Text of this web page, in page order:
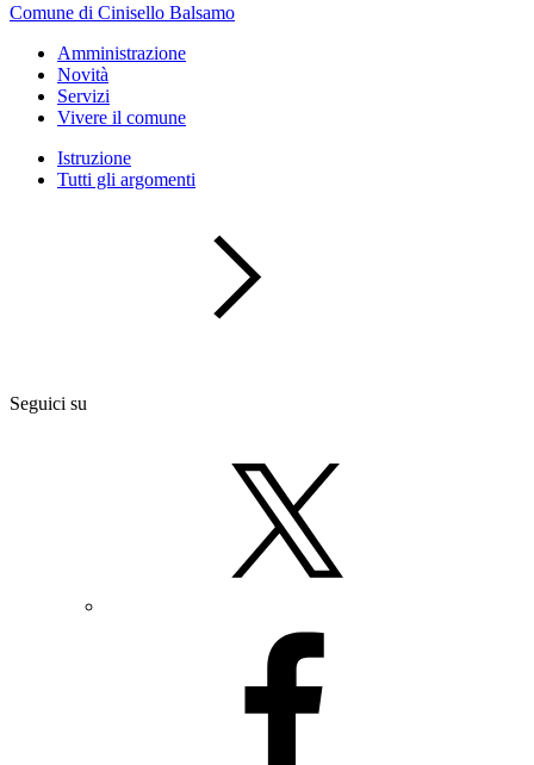
Comune di Cinisello Balsamo
Amministrazione
Novità
Servizi
Vivere il comune
Istruzione
Tutti gli argomenti
Seguici su